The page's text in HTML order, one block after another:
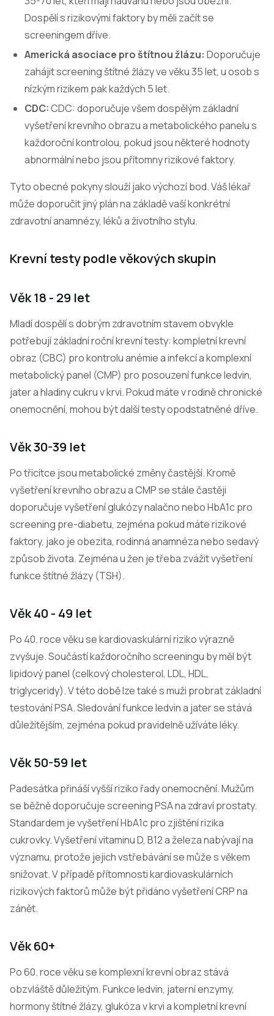
Dospělí s rizikovými faktory by měli začít se
screeningem dříve.
Americká asociace pro štítnou žlázu: Doporučuje
zahájit screening štítné žlázy ve věku 35 let, u osob s
nízkým rizikem pak každých 5 let.
CDC:CDC: doporučuje všem dospělým základní
vyšetření krevního obrazu a metabolického panelu s
každoroční kontrolou, pokud jsou některé hodnoty
abnormální nebo jsou přítomny rizikové faktory.
Tyto obecné pokyny slouží jako výchozí bod. Váš lékař
může doporučit jiný plán na základě vaší konkrétní
zdravotní anamnézy, léků a životního stylu.
Krevní testy podle věkových skupin
Věk 18 - 29 let
Mladí dospělí s dobrým zdravotním stavem obvykle
potřebují základní roční krevní testy: kompletní krevní
obraz (CBC) pro kontrolu anémie a infekcí a komplexní
metabolický panel (CMP) pro posouzení funkce ledvin,
jater a hladiny cukru v krvi. Pokud máte v rodině chronické
onemocnění, mohou být další testy opodstatněné dříve.
Věk 30-39 let
Po třicítce jsou metabolické změny častější. Kromě
vyšetření krevního obrazu a CMP se stále častěji
doporučuje vyšetření glukózy nalačno nebo HbA1c pro
screening pre-diabetu, zejména pokud máte rizikové
faktory, jako je obezita, rodinná anamnéza nebo sedavý
způsob života. Zejména u žen je třeba zvážit vyšetření
funkce štítné žlázy (TSH).
Věk 40 - 49 let
Po 40. roce věku se kardiovaskulární riziko výrazně
zvyšuje. Součástí každoročního screeningu by měl být
lipidový panel (celkový cholesterol, LDL, HDL,
triglyceridy). V této době lze také s muži probrat základní
testování PSA. Sledování funkce ledvin a jater se stává
důležitějším, zejména pokud pravidelně užíváte léky.
Věk 50-59 let
Padesátka přináší vyšší riziko řady onemocnění. Mužům
se běžně doporučuje screening PSA na zdraví prostaty.
Standardem je vyšetření HbA1c pro zjištění rizika
cukrovky. Vyšetření vitaminu D, B12 a železa nabývají na
významu, protože jejich vstřebávání se může s věkem
snižovat. V případě přítomnosti kardiovaskulárních
rizikových faktorů může být přidáno vyšetření CRP na
zánět.
Věk 60+
Po 60. roce věku se komplexní krevní obraz stává
obzvláště důležitým. Funkce ledvin, jaterní enzymy,
hormony štítné žlázy, glukóza v krvi a kompletní krevní